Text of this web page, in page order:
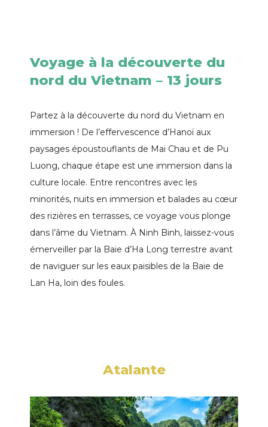
Voyage à la découverte du
nord du Vietnam – 13 jours
Partez à la découverte du nord du Vietnam en
immersion ! De l’effervescence d’Hanoï aux
paysages époustouflants de Mai Chau et de Pu
Luong, chaque étape est une immersion dans la
culture locale. Entre rencontres avec les
minorités, nuits en immersion et balades au cœur
des rizières en terrasses, ce voyage vous plonge
dans l’âme du Vietnam. À Ninh Binh, laissez-vous
émerveiller par la Baie d’Ha Long terrestre avant
de naviguer sur les eaux paisibles de la Baie de
Lan Ha, loin des foules.
Atalante